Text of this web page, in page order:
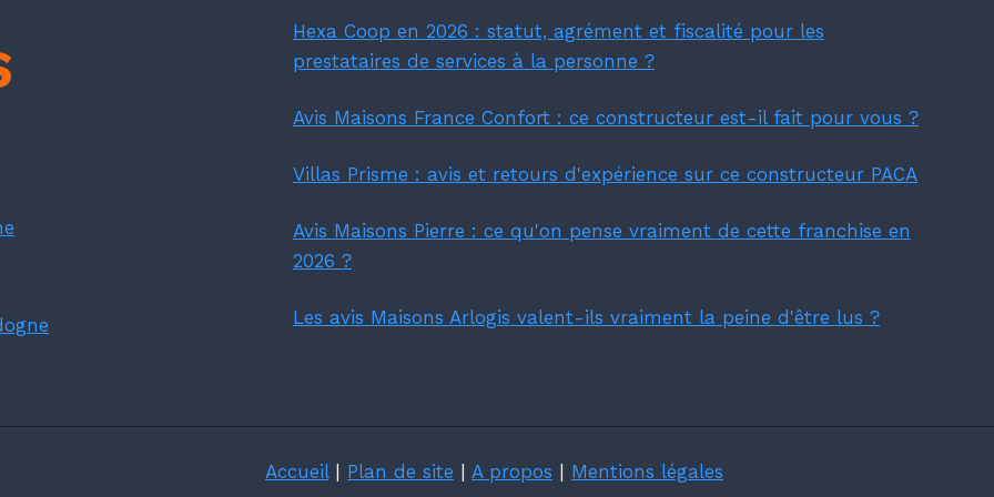
Hexa Coop en 2026 : statut, agrément et fiscalité pour les
prestataires de services à la personne ?
Avis Maisons France Confort : ce constructeur est-il fait pour vous ?
Villas Prisme : avis et retours d'expérience sur ce constructeur PACA
Avis Maisons Pierre : ce qu'on pense vraiment de cette franchise en
2026 ?
Les avis Maisons Arlogis valent-ils vraiment la peine d'être lus ?
Accueil| Plan de site A propos Mentions légales